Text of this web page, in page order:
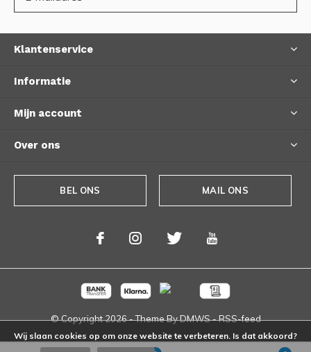
Klantenservice
Informatie
Mijn account
Over ons
BEL ONS MAIL ONS
© Copyright2026- Theme ByDMWS-RSS-feed
Wij slaan cookies op om onze website te verbeteren. Is dat akkoord?